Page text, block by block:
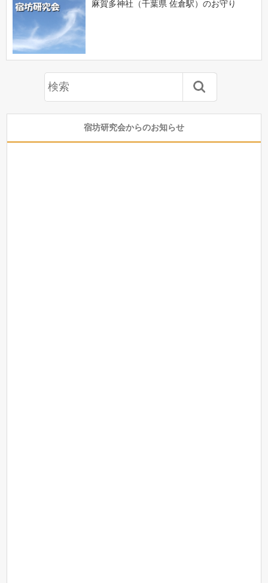
麻賀多神社（千葉県 佐倉駅）のお守り
宿坊研究会からのお知らせ